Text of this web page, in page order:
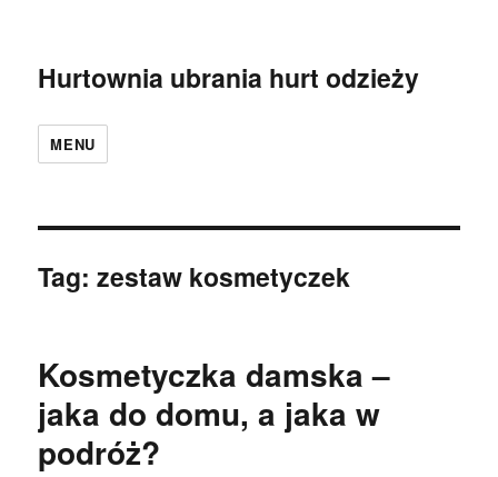
Hurtownia ubrania hurt odzieży
MENU
Tag:zestaw kosmetyczek
Kosmetyczka damska –
jaka do domu, a jaka w
podróż?